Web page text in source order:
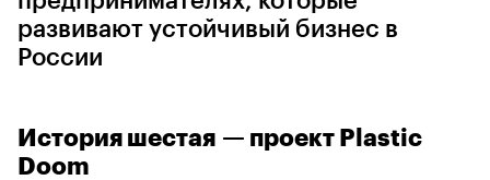
развивают устойчивый бизнес в
России
История шестая — проект Plastic
Doom